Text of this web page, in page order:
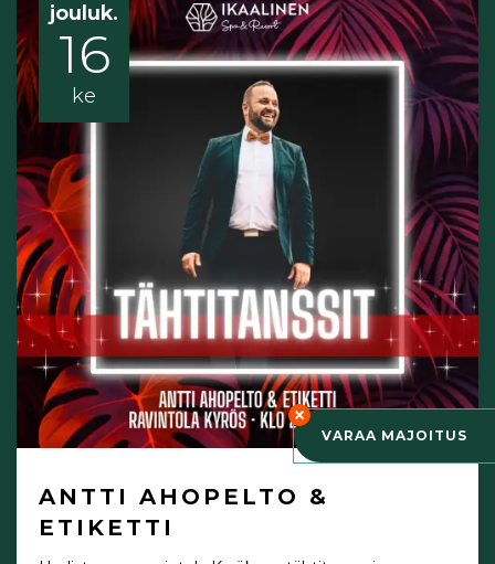
VARAA MAJOITUS
jouluk.
16
ke
ANTTI AHOPELTO &
ETIKETTI